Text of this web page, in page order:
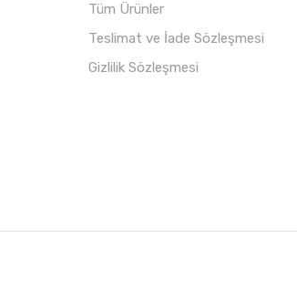
Tüm Ürünler
Teslimat ve İade Sözleşmesi
Gizlilik Sözleşmesi